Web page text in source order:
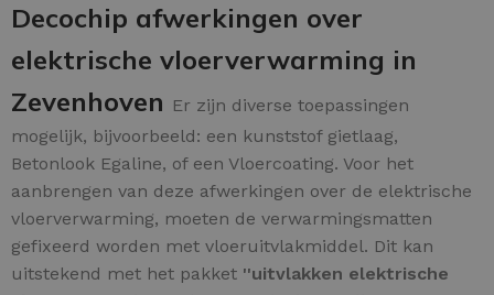
Decochip afwerkingen over
elektrische vloerverwarming in
Zevenhoven Er zijn diverse toepassingen
mogelijk, bijvoorbeeld: een kunststof gietlaag,
Betonlook Egaline, of een Vloercoating. Voor het
aanbrengen van deze afwerkingen over de elektrische
vloerverwarming, moeten de verwarmingsmatten
gefixeerd worden met vloeruitvlakmiddel. Dit kan
uitstekend met het pakket ''uitvlakken elektrische